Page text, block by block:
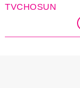
TVCHOSUN